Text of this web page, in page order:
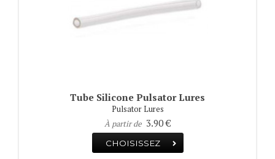
Tube Silicone Pulsator Lures
Pulsator Lures
À partir de 3.90 €
CHOISISSEZ